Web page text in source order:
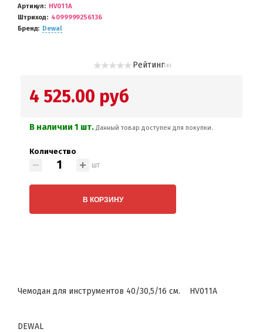
Артикул
HV011A
Штриход
4099999256136
Бренд
Dewal
Рейтинг( 0 )
4 525.00 руб
В наличии 1 шт. Данный товар доступен для покупки.
Количество
шт
В КОРЗИНУ
Чемодан для инструментов 40/30,5/16 см. HV011A
DEWAL